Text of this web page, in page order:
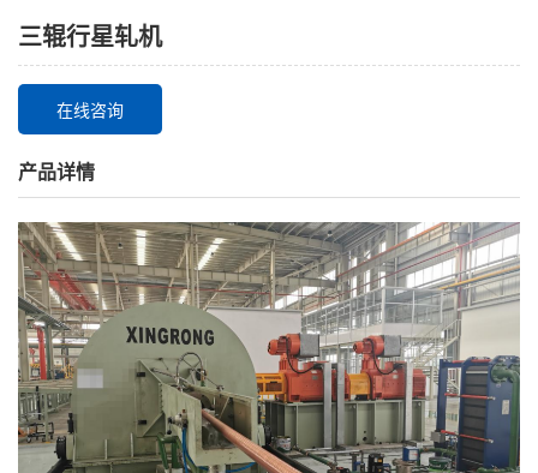
三辊行星轧机
在线咨询
产品详情